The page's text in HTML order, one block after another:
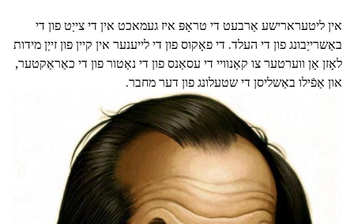
אין ליטערארישע אַרבעט די טראָפּ איז געמאכט אין די צייַט פון די
באַשרייַבונג פון די העלד. די פאָקוס פון די לייענער אין קיין פון זייַן מידות
לאָזן אָן ווערטער צו קאַנוויי די עסאַנס פון די נאַטור פון די כאַראַקטער,
און אַפֿילו באַשליסן די שטעלונג פון דער מחבר.